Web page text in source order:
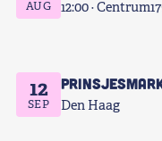
AUG 12:00
12
SEP Den Haag